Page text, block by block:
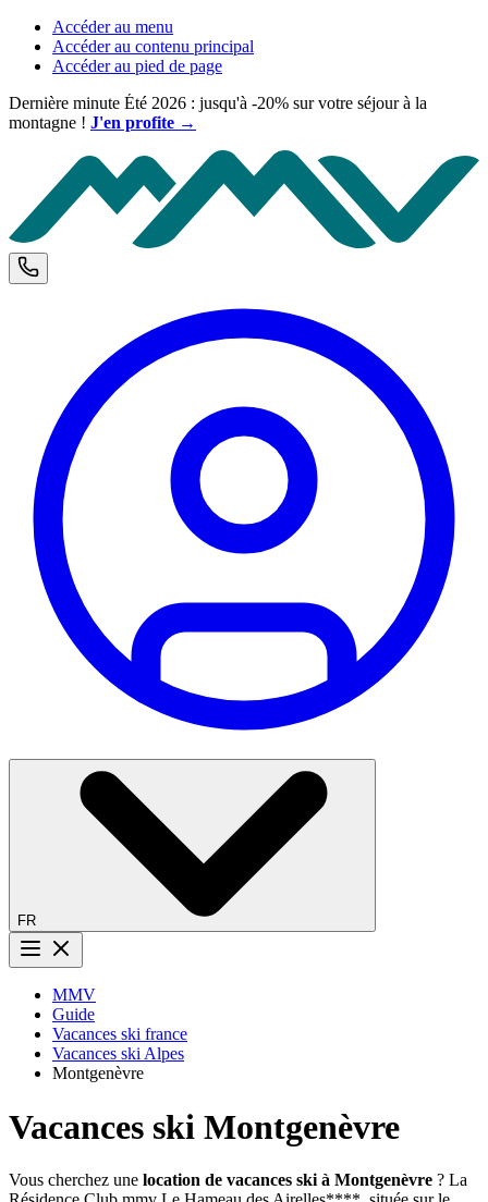
Accéder au menu
Accéder au contenu principal
Accéder au pied de page
Dernière minute Été 2026 : jusqu'à -20% sur votre séjour à la
montagne ! J'en profite →
Téléphone et horaires d'ouverture
FR
Bouton menu
MMV
Guide
Vacances ski france
Vacances ski Alpes
Montgenèvre
Vacances ski Montgenèvre
Vous cherchez une location de vacances ski à Montgenèvre ? La